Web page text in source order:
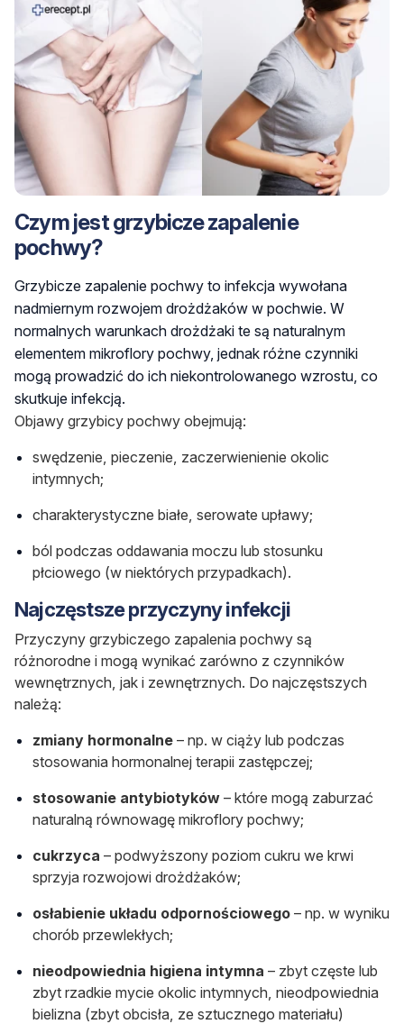
Czym jest grzybicze zapalenie
pochwy?
Grzybicze zapalenie pochwy to infekcja wywołana
nadmiernym rozwojem drożdżaków w pochwie. W
normalnych warunkach drożdżaki te są naturalnym
elementem mikroflory pochwy, jednak różne czynniki
mogą prowadzić do ich niekontrolowanego wzrostu, co
skutkuje infekcją.
Objawy grzybicy pochwy obejmują:
swędzenie, pieczenie, zaczerwienienie okolic
intymnych;
charakterystyczne białe, serowate upławy;
ból podczas oddawania moczu lub stosunku
płciowego (w niektórych przypadkach).
Najczęstsze przyczyny infekcji
Przyczyny grzybiczego zapalenia pochwy są
różnorodne i mogą wynikać zarówno z czynników
wewnętrznych, jak i zewnętrznych. Do najczęstszych
należą:
zmiany hormonalne – np. w ciąży lub podczas
stosowania hormonalnej terapii zastępczej;
stosowanie antybiotyków – które mogą zaburzać
naturalną równowagę mikroflory pochwy;
cukrzyca – podwyższony poziom cukru we krwi
sprzyja rozwojowi drożdżaków;
osłabienie układu odpornościowego – np. w wyniku
chorób przewlekłych;
nieodpowiednia higiena intymna – zbyt częste lub
zbyt rzadkie mycie okolic intymnych, nieodpowiednia
bielizna (zbyt obcisła, ze sztucznego materiału)